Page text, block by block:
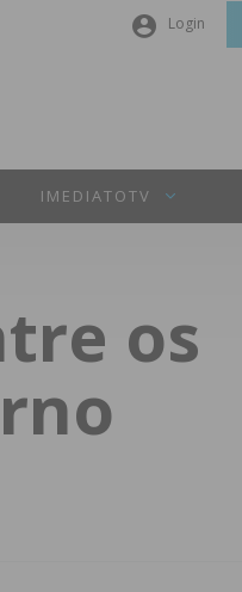
Login
Senha
IMEDIATOTV
os